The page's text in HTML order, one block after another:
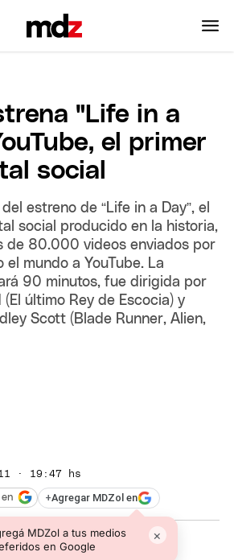
"Life in a
el primer
social
estreno de “Life in a Day”, el
social producido en la historia,
de 80.000 videos enviados por
el mundo a YouTube. La
90 minutos, fue dirigida por
(El último Rey de Escocia) y
Scott (Blade Runner, Alien,
· 19:47 hs
+Agregar MDZol en
MDZol a tus medios
en Google
×